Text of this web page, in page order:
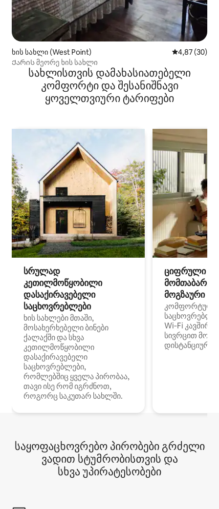
ხის სახლი (West Point) საშუალო
4,87 (30)
Ქარის მეორე ხის სახლი
სახლისთვის დამახასიათებელი
კომფორტი და შესანიშნავი
ყოველთვიური ტარიფები
სრულად
კეთილმოწყობილი
დასაქირავებელი
საცხოვრებლები
ხის სახლები მთაში,
მოსახერხებელი ბინები
ქალაქში და სხვა
კეთილმოწყობილი
დასაქირავებელი
საცხოვრებლები,
რომლებშიც ყველა პირობაა,
თავი ისე რომ იგრძნოთ,
როგორც საკუთარ სახლში.
ციფრული
მოგზაური
კომფორტული
Wi‑Fi
სივრცით
დისტანციური
საყოფაცხოვრებო პირობები გრძელი
ვადით სტუმრობისთვის და
სხვა უპირატესობები